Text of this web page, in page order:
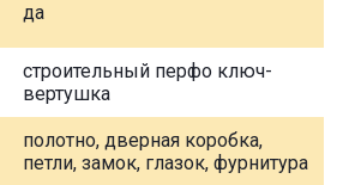
да
строительный перфо ключ-
вертушка
полотно, дверная коробка,
петли, замок, глазок, фурнитура